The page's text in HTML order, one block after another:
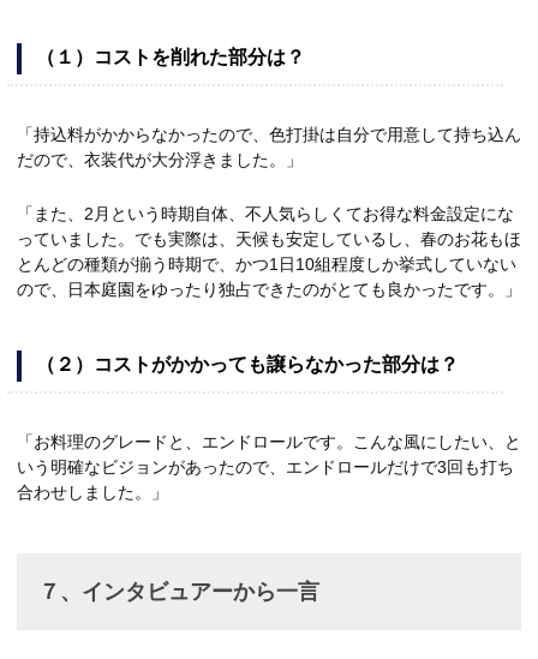
（１）コストを削れた部分は？
「持込料がかからなかったので、色打掛は自分で用意して持ち込ん
だので、衣装代が大分浮きました。」
「また、2月という時期自体、不人気らしくてお得な料金設定にな
っていました。でも実際は、天候も安定しているし、春のお花もほ
とんどの種類が揃う時期で、かつ1日10組程度しか挙式していない
ので、日本庭園をゆったり独占できたのがとても良かったです。」
（２）コストがかかっても譲らなかった部分は？
「お料理のグレードと、エンドロールです。こんな風にしたい、と
いう明確なビジョンがあったので、エンドロールだけで3回も打ち
合わせしました。」
７、インタビュアーから一言